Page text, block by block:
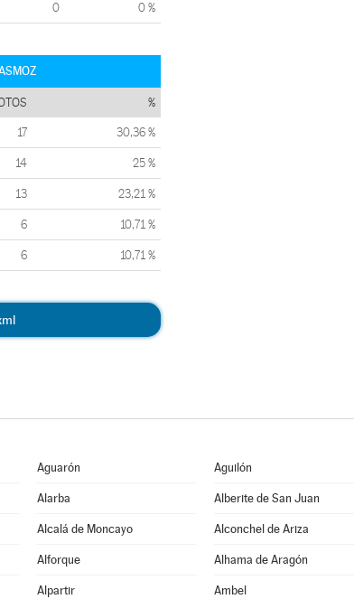
0 0 %
%
17 30,36 %
14 25 %
13 23,21 %
6 10,71 %
6 10,71 %
Aguarón Aguilón
Alarba Alberite de San Juan
Alcalá de Moncayo Alconchel de Ariza
Alforque Alhama de Aragón
Alpartir Ambel